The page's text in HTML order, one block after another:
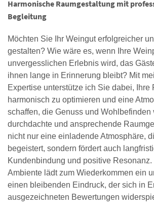
Harmonische Raumgestaltung mit
Begleitung
Möchten Sie Ihr Weingut erfolgreicher
gestalten? Wie wäre es, wenn Ihre
unvergesslichen Erlebnis wird, das
ihnen lange in Erinnerung bleibt? Mit
Expertise unterstütze ich Sie dabei, Ihre
harmonisch zu optimieren und eine
schaffen, die Genuss und Wohlbefinden
durchdachte und ansprechende
nicht nur eine einladende Atmosphäre,
begeistert, sondern fördert auch
Kundenbindung und positive
Ambiente lädt zum Wiederkommen ein
einen bleibenden Eindruck, der sich in
ausgezeichneten Bewertungen